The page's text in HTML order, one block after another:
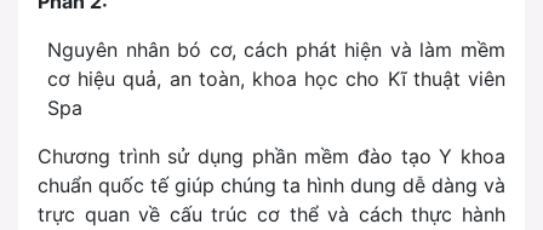
Nguyên nhân bó cơ, cách phát hiện và làm mềm
cơ hiệu quả, an toàn, khoa học cho Kĩ thuật viên
Spa
Chương trình sử dụng phần mềm đào tạo Y khoa
chuẩn quốc tế giúp chúng ta hình dung dễ dàng và
trực quan về cấu trúc cơ thể và cách thực hành